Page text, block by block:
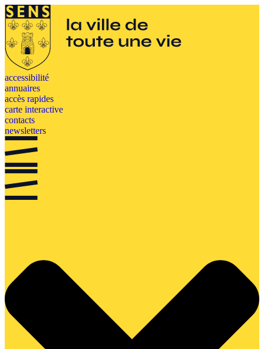
Aller
au
contenu
accessibilité
annuaires
accès rapides
carte interactive
contacts
newsletters